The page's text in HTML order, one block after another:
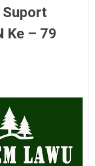
Suport
Ke – 79